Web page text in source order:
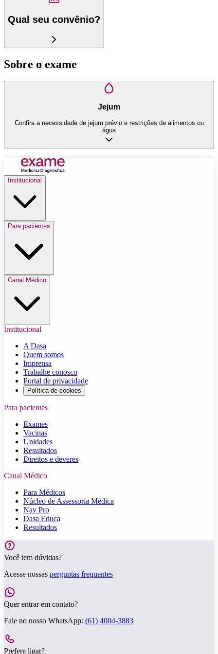
Qual seu convênio?
Sobre o exame
Jejum
Confira a necessidade de jejum prévio e restrições de alimentos ou
água
Institucional
Para pacientes
Canal Médico
Institucional
A Dasa
Quem somos
Imprensa
Trabalhe conosco
Portal de privacidade
Política de cookies
Para pacientes
Exames
Vacinas
Unidades
Resultados
Direitos e deveres
Canal Médico
Para Médicos
Núcleo de Assessoria Médica
Nav Pro
Dasa Educa
Resultados
Você tem dúvidas?
Acesse nossas perguntas frequentes
Quer entrar em contato?
Fale no nosso WhatsApp: (61) 4004-3883
Prefere ligar?